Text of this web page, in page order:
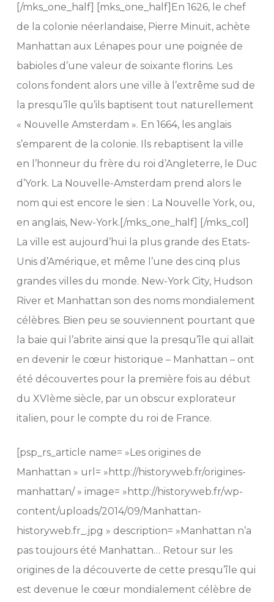
[/mks_one_half] [mks_one_half]En 1626, le chef
de la colonie néerlandaise, Pierre Minuit, achète
Manhattan aux Lénapes pour une poignée de
babioles d’une valeur de soixante florins. Les
colons fondent alors une ville à l’extrême sud de
la presqu’île qu’ils baptisent tout naturellement
« Nouvelle Amsterdam ». En 1664, les anglais
s’emparent de la colonie. Ils rebaptisent la ville
en l’honneur du frère du roi d’Angleterre, le Duc
d’York. La Nouvelle-Amsterdam prend alors le
nom qui est encore le sien : La Nouvelle York, ou,
en anglais, New-York.[/mks_one_half] [/mks_col]
La ville est aujourd’hui la plus grande des Etats-
Unis d’Amérique, et même l’une des cinq plus
grandes villes du monde. New-York City, Hudson
River et Manhattan son des noms mondialement
célèbres. Bien peu se souviennent pourtant que
la baie qui l’abrite ainsi que la presqu’île qui allait
en devenir le cœur historique – Manhattan – ont
été découvertes pour la première fois au début
du XVIème siècle, par un obscur explorateur
italien, pour le compte du roi de France.
[psp_rs_article name= »Les origines de
Manhattan » url= »http://historyweb.fr/origines-
manhattan/ » image= »http://historyweb.fr/wp-
content/uploads/2014/09/Manhattan-
historyweb.fr_.jpg » description= »Manhattan n’a
pas toujours été Manhattan… Retour sur les
origines de la découverte de cette presqu’île qui
est devenue le cœur mondialement célèbre de